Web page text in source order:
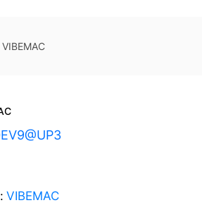
VIBEMAC
VIBEMAC